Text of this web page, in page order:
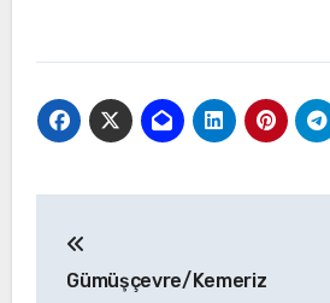
gezinmesi
Gümüşçevre/Kemeriz